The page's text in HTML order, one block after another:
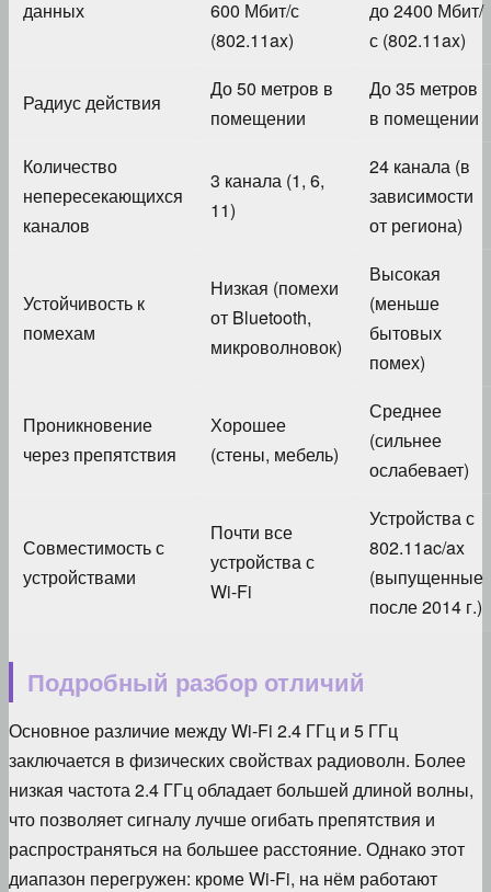
данных
600 Мбит/с
(802.11ax)
до 2400 Мбит/
с (802.11ax)
Радиус действия
До 50 метров в
помещении
До 35 метров
в помещении
Количество
непересекающихся
каналов
3 канала (1, 6,
11)
24 канала (в
зависимости
от региона)
Устойчивость к
помехам
Низкая (помехи
от Bluetooth,
микроволновок)
Высокая
(меньше
бытовых
помех)
Проникновение
через препятствия
Хорошее
(стены, мебель)
Среднее
(сильнее
ослабевает)
Совместимость с
устройствами
Почти все
устройства с
Wi-Fi
Устройства с
802.11ac/ax
(выпущенные
после 2014 г.)
Подробный разбор отличий
Основное различие между Wi-Fi 2.4 ГГц и 5 ГГц
заключается в физических свойствах радиоволн. Более
низкая частота 2.4 ГГц обладает большей длиной волны,
что позволяет сигналу лучше огибать препятствия и
распространяться на большее расстояние. Однако этот
диапазон перегружен: кроме Wi-Fi, на нём работают